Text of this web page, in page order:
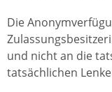
Die
und nicht an die
tatsächlichen